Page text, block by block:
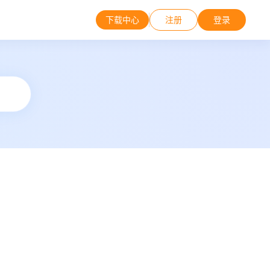
下载中心 注册 登录